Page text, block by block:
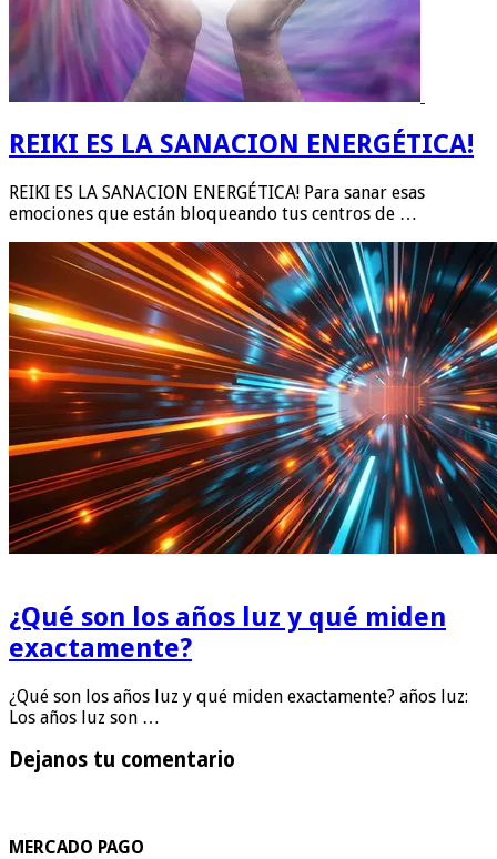
REIKI ES LA SANACION ENERGÉTICA!
REIKI ES LA SANACION ENERGÉTICA! Para sanar esas
emociones que están bloqueando tus centros de …
¿Qué son los años luz y qué miden
exactamente?
¿Qué son los años luz y qué miden exactamente? años luz:
Los años luz son …
Dejanos tu comentario
MERCADO PAGO